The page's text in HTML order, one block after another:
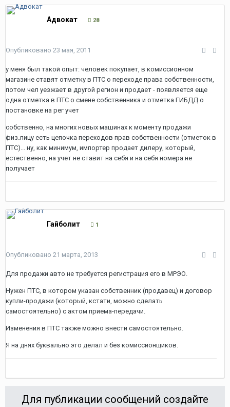
Адвокат 28
Опубликовано 23 мая, 2011
у меня был такой опыт: человек покупает, в комиссионном
магазине ставят отметку в ПТС о переходе права собственности,
потом чел уезжает в другой регион и продает - появляется еще
одна отметка в ПТС о смене собственника и отметка ГИБДД о
постановке на рег учет
собственно, на многих новых машинах к моменту продажи
физ.лицу есть цепочка переходов прав собственности (отметок в
ПТС)... ну, как минимум, импортер продает дилеру, который,
естественно, на учет не ставит на себя и на себя номера не
получает
Гайболит 1
Опубликовано 21 марта, 2013
Для продажи авто не требуется регистрация его в МРЭО.
Нужен ПТС, в котором указан собственник (продавец) и договор
купли-продажи (который, кстати, можно сделать
самостоятельно) с актом приема-передачи.
Изменения в ПТС также можно внести самостоятельно.
Я на днях буквально это делал и без комиссионщиков.
Для публикации сообщений создайте